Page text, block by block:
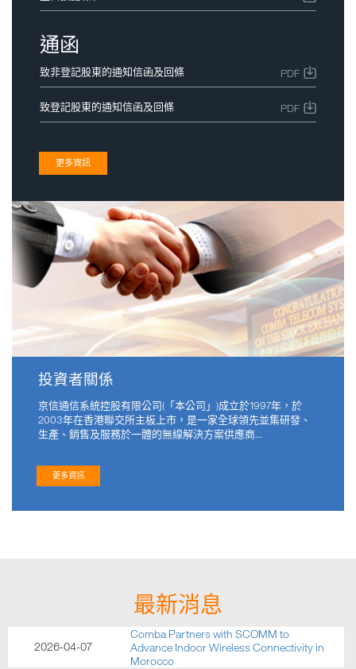
通函
致非登記股東的通知信函及回條 PDF
致登記股東的通知信函及回條 PDF
更多資訊
投資者關係
京信通信系統控股有限公司(「本公司」)成立於1997年，於
2003年在香港聯交所主板上市，是一家全球領先並集研發、
生產、銷售及服務於一體的無線解決方案供應商...
更多資訊
最新消息
Comba Telecom Launches Next-Gen 5G
Comba Introduces mPico Max Multi-
Band Repeater to Accelerate 5G Indoor
2026-04-07
Comba Partners with SCOMM to
Advance Indoor Wireless Connectivity in
Morocco